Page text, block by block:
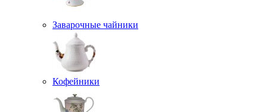
Заварочные чайники
Кофейники